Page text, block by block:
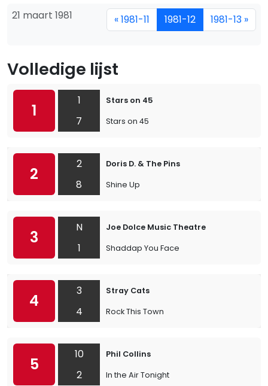
21 maart 1981 « 1981-11 1981-12 1981-13 »
Volledige lijst
1
1
7
Stars on 45
Stars on 45
2
2
8
Doris D. & The Pins
Shine Up
3
N
1
Joe Dolce Music Theatre
Shaddap You Face
4
3
4
Stray Cats
Rock This Town
5
10
2
Phil Collins
In the Air Tonight